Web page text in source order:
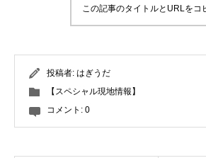
この記事のタイトルとURLをコ
投稿者: はぎうだ
【スペシャル現地情報】
コメント: 0